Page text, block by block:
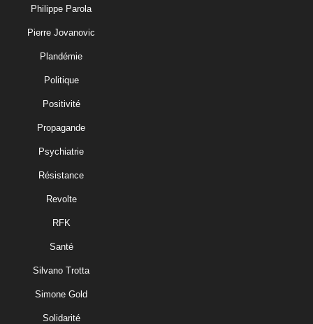
Philippe Parola
Pierre Jovanovic
Plandémie
Politique
Positivité
Propagande
Psychiatrie
Résistance
Revolte
RFK
Santé
Silvano Trotta
Simone Gold
Solidarité